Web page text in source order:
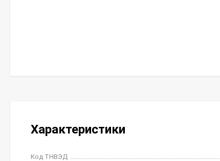
Характеристики
Код ТНВЭД